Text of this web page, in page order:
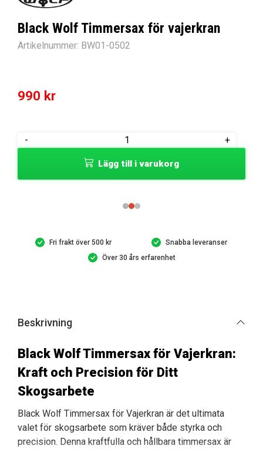
Black Wolf Timmersax för vajerkran
Artikelnummer: BW01-0502
990 kr
-
Black
Wolf
för
+
Lägg till i varukorg
Fri frakt över 500 kr
Snabba leveranser
Över 30 års erfarenhet
Beskrivning
Black Wolf Timmersax för Vajerkran:
Kraft och Precision för Ditt
Skogsarbete
Black Wolf Timmersax för Vajerkran är det ultimata
valet för skogsarbete som kräver både styrka och
precision. Denna kraftfulla och hållbara timmersax är